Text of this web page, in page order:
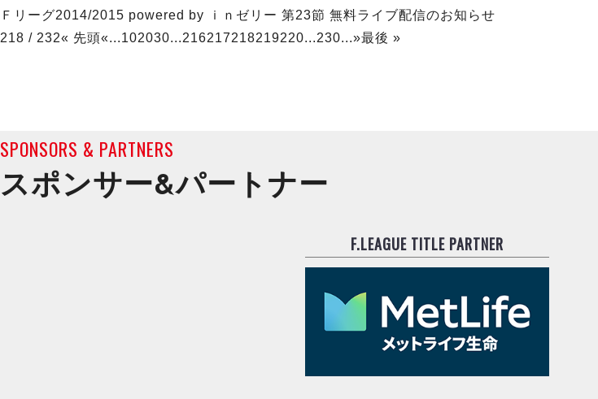
Ｆリーグ2014/2015 powered by ｉｎゼリー 第23節 無料ライブ配信のお知らせ
218 / 232« 先頭«...102030...216217218219220...230...»最後 »
SPONSORS & PARTNERS
スポンサー&パートナー
F.LEAGUE TITLE PARTNER